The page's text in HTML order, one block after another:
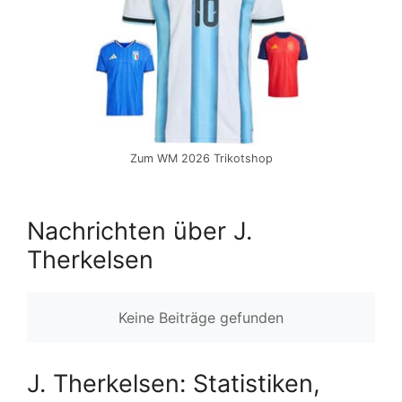
Zum WM 2026 Trikotshop
Nachrichten über J.
Therkelsen
Keine Beiträge gefunden
J. Therkelsen: Statistiken,